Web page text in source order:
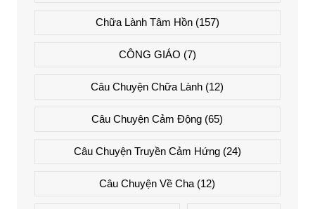
Chữa Lành Tâm Hồn(157)
CÔNG GIÁO (7)
Câu Chuyện Chữa Lành (12)
Câu Chuyện Cảm Động (65)
Câu Chuyện Truyền Cảm Hứng(24)
Câu Chuyện Về Cha (12)